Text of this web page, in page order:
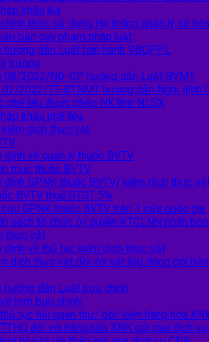
khẩu lúa
thức sử dụng Hệ thống quản lý số
bản quy phạm pháp luật
hướng dẫn Luật ban hành VBQPPL
trường
08/2022/NĐ-CP hướng dẫn Luật BVMT
2022/TT-BTNMT hướng dẫn Nghị
phế liệu được phép NK làm NLSX
khẩu phế liệu
dịch thực vật
định về quản lý thuốc BVTV
mục thuốc BVTV
định GPNK thuốc BVTV/ kiểm dịch thực
BVTV thuế GTGT 5%
cứu GPNK thuốc BVTV trên 1 cửa quốc gia
sách tổ chức ủy quyền KTCLNN phân
thực vật
định về thủ tục kiểm dịch thực vật
dịch thực vật đối với vật liệu đóng gói
hướng dẫn Luật bưu chính
tem bưu chính
tục hải quan thư/ gói/ kiện hàng hóa
đối với hàng hóa XNK gửi qua dịch